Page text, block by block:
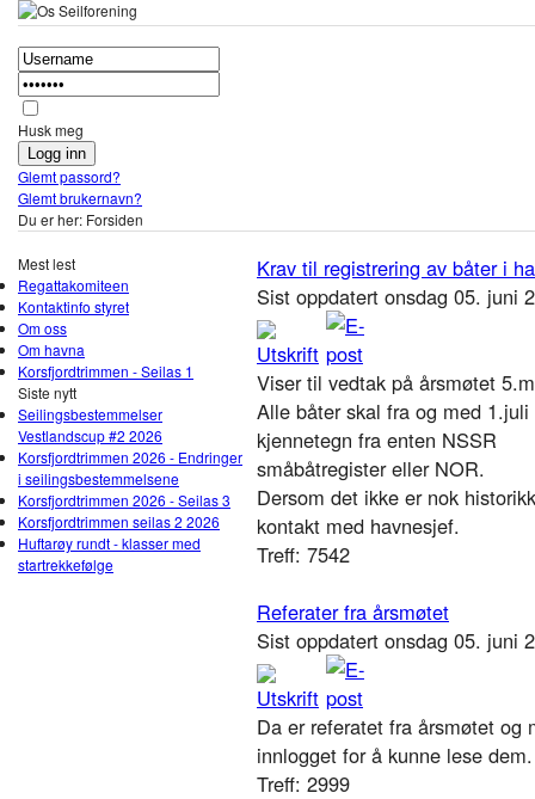
Husk meg
Glemt passord?
Glemt brukernavn?
Du er her: Forsiden
Mest lest
Regattakomiteen
Kontaktinfo styret
Om oss
Om havna
Korsfjordtrimmen - Seilas 1
Siste nytt
Seilingsbestemmelser
Vestlandscup #2 2026
Korsfjordtrimmen 2026 - Endringer
i seilingsbestemmelsene
Korsfjordtrimmen 2026 - Seilas 3
Korsfjordtrimmen seilas 2 2026
Huftarøy rundt - klasser med
startrekkefølge
Krav til registrering av båter i
Sist oppdatert onsdag 05. juni
Viser til vedtak på årsmøtet
Alle båter skal fra og med
kjennetegn fra enten NSSR
småbåtregister eller NOR.
Dersom det ikke er nok
kontakt med havnesjef.
Treff: 7542
Referater fra årsmøtet
Sist oppdatert onsdag 05. juni
Da er referatet fra årsmøtet
innlogget for å kunne lese
Treff: 2999